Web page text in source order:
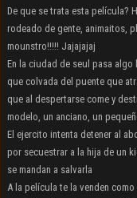
De que se trata esta película?
rodeado de gente, animaitos,
mounstro!!!!! Jajajajaj
En la ciudad de seul pasa
que colvada del puente que
que al despertarse come y
modelo, un anciano, un
El ejercito intenta detener al
por secuestrar a la hija de un
se mandan a salvarla
A la película te la venden